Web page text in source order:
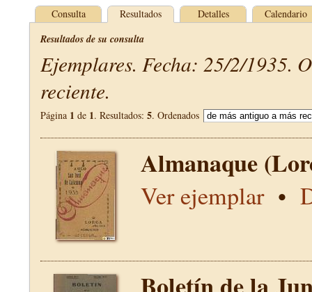
Consulta Resultados Detalles Calendario
Resultados de su consulta
Ejemplares. Fecha: 25/2/1935.
reciente.
Página 1 de 1. Resultados: 5. Ordenados
Almanaque
Ver ejemplar•